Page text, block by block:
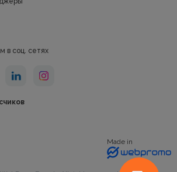
в соц. сетях
Made in